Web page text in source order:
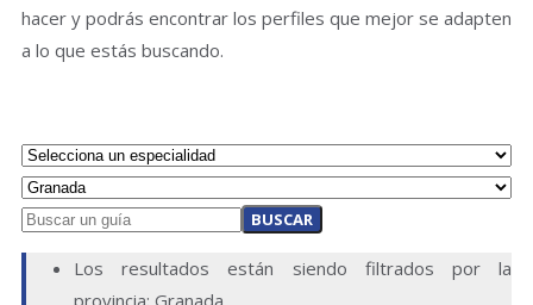
hacer y podrás encontrar los perfiles que mejor se adapten
a lo que estás buscando.
BUSCAR
Los resultados están siendo filtrados por la